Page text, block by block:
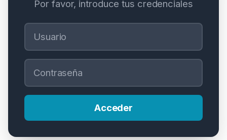
Por favor, introduce tus credenciales
Usuario
Contraseña
Acceder